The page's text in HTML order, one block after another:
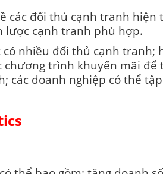
các đối thủ cạnh tranh
lược cạnh tranh phù hợp.
nhiều đối thủ cạnh tranh;
trình khuyến mãi
doanh nghiệp có thể